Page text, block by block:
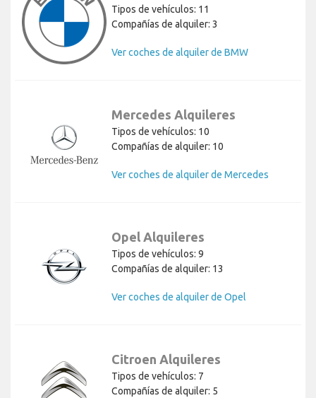
Tipos de vehículos: 11
Compañías de alquiler: 3
Ver coches de alquiler de BMW
Mercedes Alquileres
Tipos de vehículos: 10
Compañías de alquiler: 10
Ver coches de alquiler de Mercedes
Opel Alquileres
Tipos de vehículos: 9
Compañías de alquiler: 13
Ver coches de alquiler de Opel
Citroen Alquileres
Tipos de vehículos: 7
Compañías de alquiler: 5